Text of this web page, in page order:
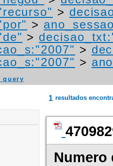
>
>
>
>
>
query
1 resultados
Numero